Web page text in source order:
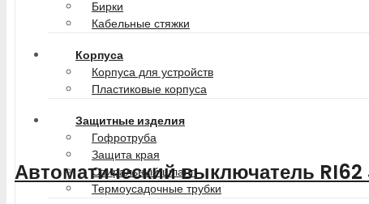
Бирки
Кабельные стяжки
Корпуса
Корпуса для устройств
Пластиковые корпуса
Защитные изделия
Гофротруба
Защита края
Спиральный шланг
Термоусадочные трубки
Автоматический выключатель